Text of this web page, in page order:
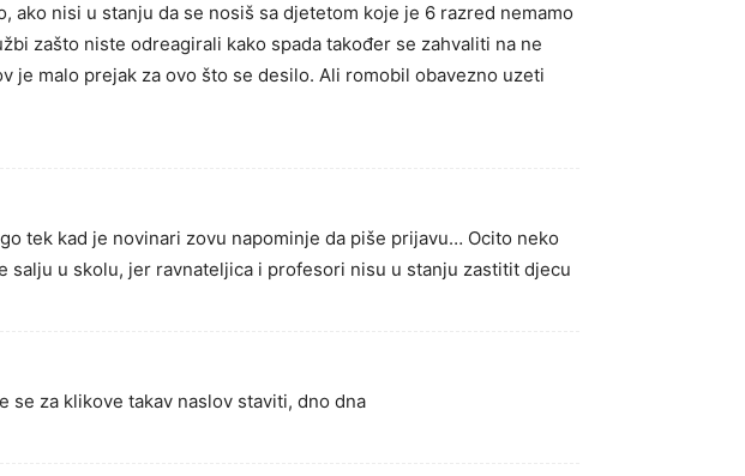
nisi u stanju da se nosiš sa djetetom koje je 6 razred nemamo
zašto niste odreagirali kako spada također se zahvaliti na ne
je malo prejak za ovo što se desilo. Ali romobil obavezno uzeti
tek kad je novinari zovu napominje da piše prijavu… Ocito neko
u skolu, jer ravnateljica i profesori nisu u stanju zastitit djecu
za klikove takav naslov staviti, dno dna